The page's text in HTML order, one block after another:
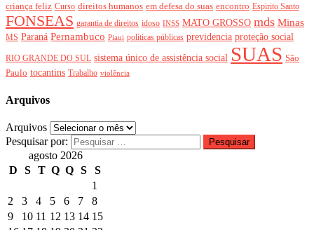
criança feliz Curso direitos humanos em defesa do suas encontro Espirito Santo
FONSEAS garantia de direitos idoso INSS MATO GROSSO mds Minas
MS Paraná Pernambuco Piaui políticas públicas previdencia proteção social
RIO GRANDE DO SUL sistema único de assistência social SUAS São
Paulo tocantins Trabalho violência
Arquivos
Arquivos
Pesquisar por:
agosto 2026
D
S T Q Q S
S
1
2
3 4 5 6 7
8
9
10 11 12 13 14 15